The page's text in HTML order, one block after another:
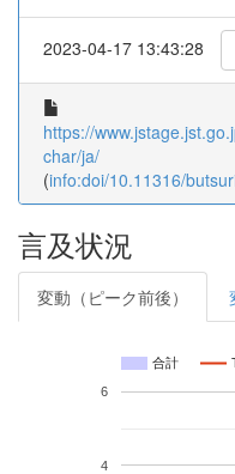
2023-04-17 13:43:28
https://
char/ja/
(info:doi/10.11316/
言及状況
変動（ピーク前後）
合計
4
6